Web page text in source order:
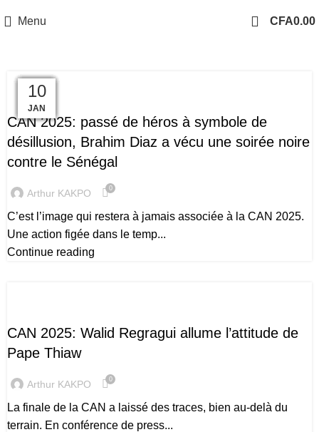
Menu CFA0.00
19
JAN
CAN 2025
CAN 2025: passé de héros à symbole de
désillusion, Brahim Diaz a vécu une soirée noire
contre le Sénégal
Arthur KAKPO 0
C’est l’image qui restera à jamais associée à la CAN 2025.
Une action figée dans le temp...
Continue reading
19
JAN
CAN 2025: Walid Regragui allume l’attitude de
Pape Thiaw
Arthur KAKPO 0
La finale de la CAN a laissé des traces, bien au-delà du
terrain. En conférence de press...
19
JAN
19
JAN
18
JAN
17
JAN
15
JAN
14
JAN
14
JAN
10
JAN